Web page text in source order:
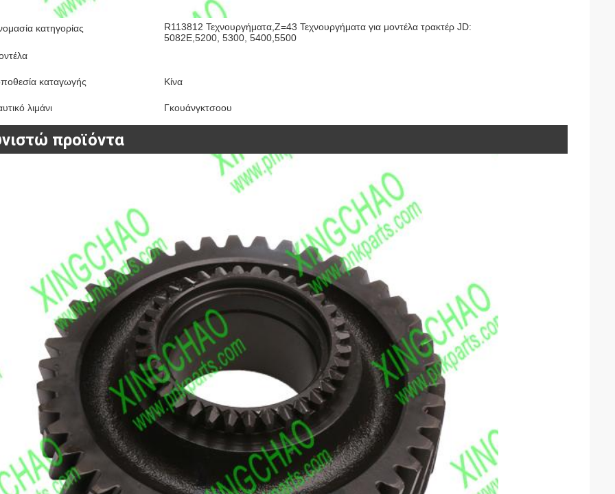
κατηγορίας
R113812 Τεχνουργήματα,Z=43 Τεχνουργήματα για μοντέλα τρακτέρ JD:
5082E,5200, 5300, 5400,5500
καταγωγής Κίνα
λιμάνι Γκουάνγκτσοου
προϊόντα